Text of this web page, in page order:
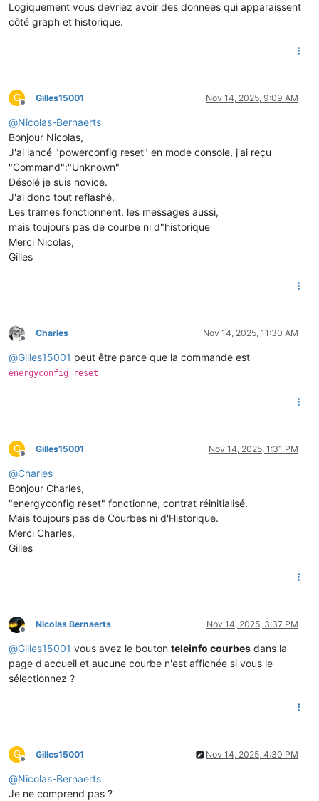
Logiquement vous devriez avoir des donnees qui apparaissent
côté graph et historique.
G
Offline
Gilles15001 Nov 14, 2025, 9:09 AM
@Nicolas-Bernaerts
Bonjour Nicolas,
J'ai lancé "powerconfig reset" en mode console, j'ai reçu
"Command":"Unknown"
Désolé je suis novice.
J'ai donc tout reflashé,
Les trames fonctionnent, les messages aussi,
mais toujours pas de courbe ni d"historique
Merci Nicolas,
Gilles
Offline
Charles Nov 14, 2025, 11:30 AM
@Gilles15001 peut être parce que la commande est
energyconfig reset
G
Offline
Gilles15001 Nov 14, 2025, 1:31 PM
@Charles
Bonjour Charles,
"energyconfig reset" fonctionne, contrat réinitialisé.
Mais toujours pas de Courbes ni d'Historique.
Merci Charles,
Gilles
Offline
Nicolas Bernaerts Nov 14, 2025, 3:37 PM
@Gilles15001 vous avez le bouton teleinfo courbes dans la
page d'accueil et aucune courbe n'est affichée si vous le
sélectionnez ?
G
Offline
Gilles15001 Nov 14, 2025, 4:30 PM
@Nicolas-Bernaerts
Je ne comprend pas ?